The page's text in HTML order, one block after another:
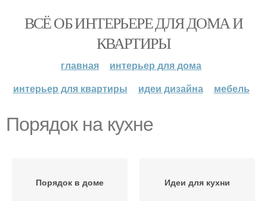
ВСЁ ОБ ИНТЕРЬЕРЕ ДЛЯ ДОМА И
КВАРТИРЫ
главная
интерьер для дома
интерьер для квартиры
идеи дизайна мебель
Порядок на кухне
Порядок в доме Идеи для кухни